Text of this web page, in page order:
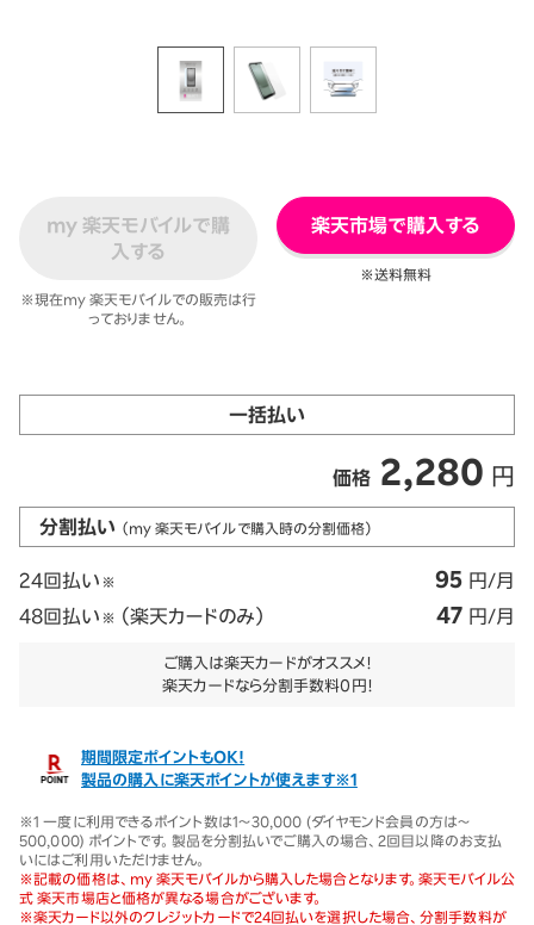
my 楽天モバイルで購
入する
※現在my 楽天モバイルでの販売は行
っておりません。
楽天市場で購入する
※送料無料
一括払い
価格 2,280 円
分割払い （my 楽天モバイルで購入時の分割価格）
24回払い ※ 95 円/月
48回払い ※ （楽天カードのみ） 47 円/月
ご購入は楽天カードがオススメ！
楽天カードなら分割手数料0円！
期間限定ポイントもOK！
製品の購入に楽天ポイントが使えます※1
※1 一度に利用できるポイント数は1～30,000 (ダイヤモンド会員の方は～
500,000) ポイントです。製品を分割払いでご購入の場合、2回目以降のお支払
いにはご利用いただけません。
※記載の価格は、my 楽天モバイルから購入した場合となります。楽天モバイル公
式 楽天市場店と価格が異なる場合がございます。
※楽天カード以外のクレジットカードで24回払いを選択した場合、分割手数料が